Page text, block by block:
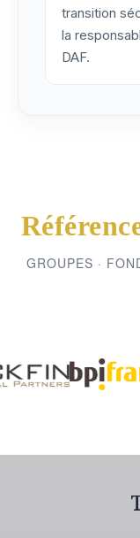
transition
la
DAF.
GROUPES ·